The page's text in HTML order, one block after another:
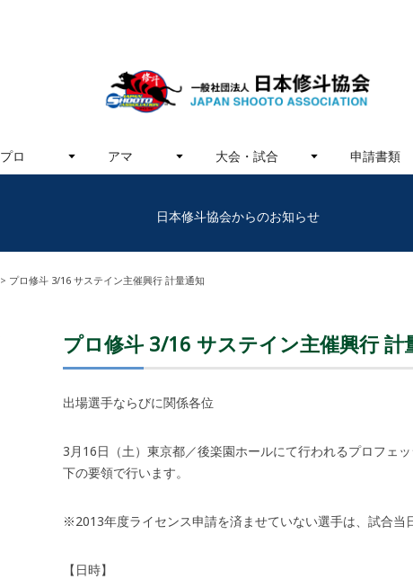
プロ アマ 大会・試合 申請書類
日本修斗協会からのお知らせ
プロ修斗 3/16 サステイン主催興行 計量通知
プロ修斗 3/16 サステイン主催興行 計
出場選手ならびに関係各位
3月16日（土）東京都／後楽園ホールにて行われるプロフェ
下の要領で行います。
※2013年度ライセンス申請を済ませていない選手は、試合当
【日時】